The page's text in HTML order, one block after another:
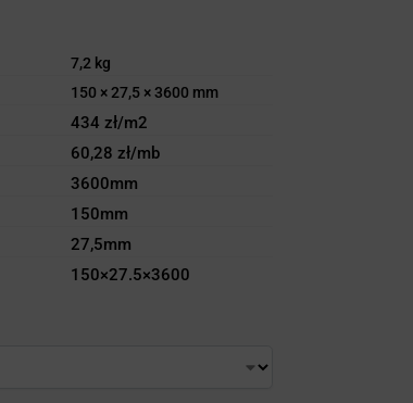
7,2 kg
150 × 27,5 × 3600 mm
434 zł/m2
60,28 zł/mb
3600mm
150mm
27,5mm
150×27.5×3600